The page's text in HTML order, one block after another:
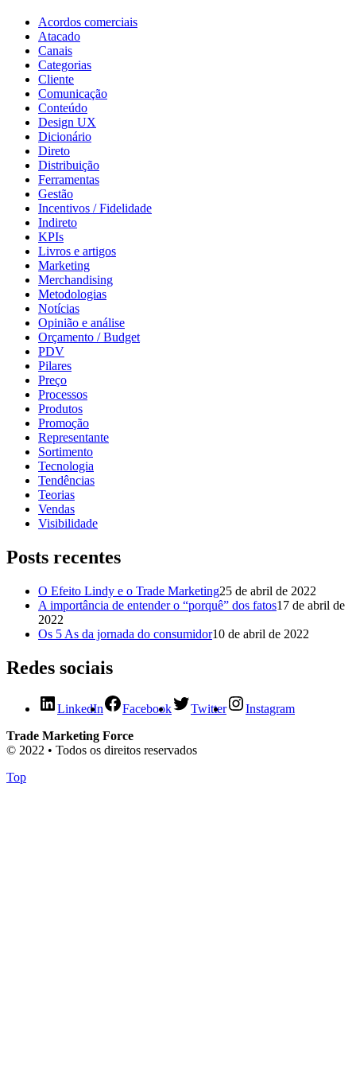
Acordos comerciais
Atacado
Canais
Categorias
Cliente
Comunicação
Conteúdo
Design UX
Dicionário
Direto
Distribuição
Ferramentas
Gestão
Incentivos / Fidelidade
Indireto
KPIs
Livros e artigos
Marketing
Merchandising
Metodologias
Notícias
Opinião e análise
Orçamento / Budget
PDV
Pilares
Preço
Processos
Produtos
Promoção
Representante
Sortimento
Tecnologia
Tendências
Teorias
Vendas
Visibilidade
Posts recentes
O Efeito Lindy e o Trade Marketing25 de abril de 2022
A importância de entender o “porquê” dos fatos17 de abril de
2022
Os 5 As da jornada do consumidor10 de abril de 2022
Redes sociais
LinkedIn Facebook Twitter
Instagram
Trade Marketing Force
© 2022 • Todos os direitos reservados
Top